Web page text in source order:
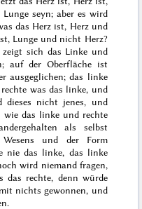
seyn; aber es wird
das Herz ist, Herz und
Lunge und nicht Herz?
sich das Linke und
auf der Oberfläche ist
ausgeglichen; das linke
was das linke, und
dieses nicht jenes, und
wie das linke und rechte
als selbst
und der Form
nie das linke, das linke
wird niemand fragen,
das rechte, denn würde
nichts gewonnen, und